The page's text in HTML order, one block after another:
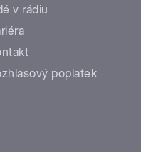
v rádiu
poplatek